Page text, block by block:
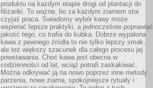
produktu na każdym etapie drogi od plantacji do
filiżanki. To ważne, bo za każdym ziarnem stoi
czyjaś praca. Świadomy wybór kawy może
wspierać lepsze praktyki, a jednocześnie poprawiać
jakość tego, co trafia do kubka. Dobrze wypalona
kawa z pewnego źródła to nie tylko lepszy smak,
ale też większy szacunek dla całego procesu jej
powstawania. Choć kawa jest obecna w
codzienności od lat, wciąż potrafi zaskakiwać.
Można odkrywać ją na nowo poprzez inne metody
parzenia, nowe ziarna, spokojniejsze rytuały i